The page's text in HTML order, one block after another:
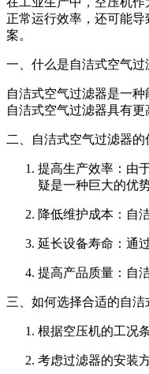
正常运行效率，还可能
案。
一、什么是自洁式空气过
自洁式空气过滤器是一
自洁式空气过滤器具有
二、自洁式空气过滤器的
提高生产效率：由
疑是一种巨大的优势
降低维护成本：自
延长设备寿命：通
提高产品质量：自
三、如何选择合适的自洁
根据空压机的工况
考虑过滤器的安装